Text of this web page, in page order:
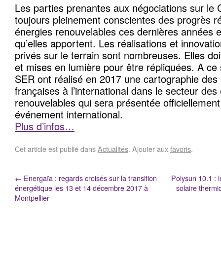
Les parties prenantes aux négociations sur le
toujours pleinement conscientes des progrès
énergies renouvelables ces dernières années
qu’elles apportent. Les réalisations et
privés sur le terrain sont nombreuses. Elles
et mises en lumière pour être répliquées. A ce
SER ont réalisé en 2017 une cartographie des
françaises à l’international dans le secteur des
renouvelables qui sera présentée
événement international.
Plus d’infos…
Cet article est publié dansActualités. Ajouter auxfavoris.
← Energaïa : regards croisés sur la transition
énergétique les 13 et 14 décembre 2017 à
Montpellier
Polysun 10.1 :
solaire